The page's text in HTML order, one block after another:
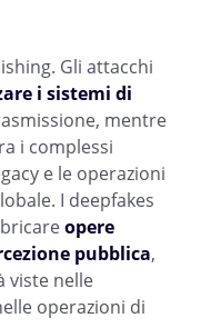
Gli attacchi
i sistemi di
mentre
i complessi
e le operazioni
I deepfakes
opere
pubblica,
viste nelle
operazioni di